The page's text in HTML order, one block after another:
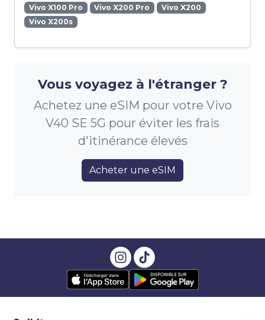
Vivo X100 Pro
Vivo X200 Pro
Vivo X200
Vivo X200s
Vous voyagez à l'étranger ?
Achetez une eSIM pour votre Vivo
V40 SE 5G pour éviter les frais
d'itinérance élevés
Acheter une eSIM